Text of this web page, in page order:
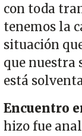
con toda
tenemos la
situación
que nuestra
está
Encuentro
hizo fue